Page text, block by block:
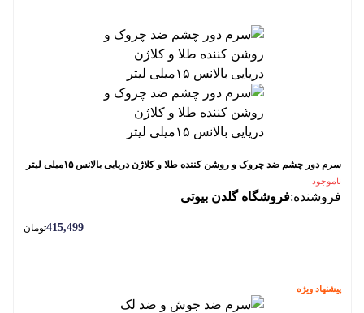
سرم دور چشم ضد چروک و روشن کننده طلا و کلاژن دریایی بالانس ۱۵میلی لیتر
ناموجود
فروشنده:فروشگاه گلدن بیوتی
415,499تومان
پیشنهاد ویژه